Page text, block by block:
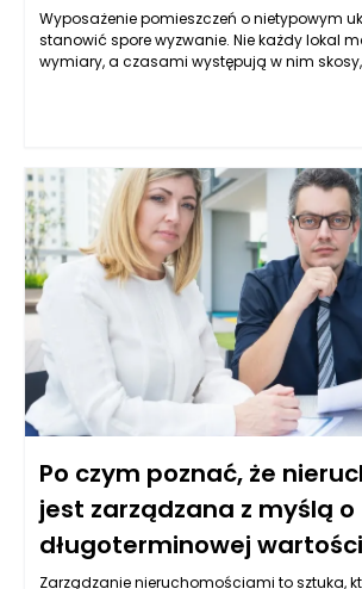
Wyposażenie pomieszczeń o nietypowym
stanowić spore wyzwanie. Nie każdy lokal
wymiary, a czasami występują w nim
tym artykule przyjrzymy się najważniejszym
związanym z wyborem mebli w
także podpowiemy, jak zaaranżować
funkcjonalna, estetyczna i zgodna z
Po czym poznać, że
jest zarządzana z myślą o
długoterminowej
Zarządzanie nieruchomościami to sztuka,